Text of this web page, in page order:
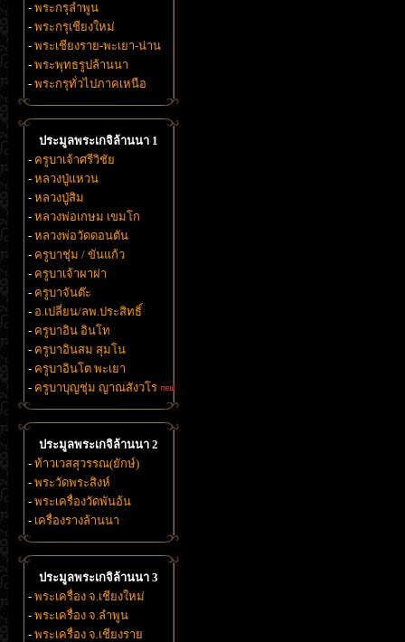
- พระกรุลำพูน
- พระกรุเชียงใหม่
- พระเชียงราย-พะเยา-น่าน
- พระพุทธรูปล้านนา
- พระกรุทั่วไปภาคเหนือ
ประมูลพระเกจิล้านนา 1
- ครูบาเจ้าศรีวิชัย
- หลวงปู่แหวน
- หลวงปู่สิม
- หลวงพ่อเกษม เขมโก
- หลวงพ่อวัดดอนตัน
- ครูบาชุ่ม / ขันแก้ว
- ครูบาเจ้าผาผ่า
- ครูบาจันต๊ะ
- อ.เปลี่ยน/ลพ.ประสิทธิ์
- ครูบาอิน อินโท
- ครูบาอินสม สุมโน
- ครูบาอินโต พะเยา
- ครูบาบุญชุ่ม ญาณสังวโร
ประมูลพระเกจิล้านนา 2
- ท้าวเวสสุวรรณ(ยักษ์)
- พระวัดพระสิงห์
- พระเครื่องวัดพันอ้น
- เครื่องรางล้านนา
ประมูลพระเกจิล้านนา 3
- พระเครื่อง จ.เชียงใหม่
- พระเครื่อง จ.ลำพูน
- พระเครื่อง จ.เชียงราย